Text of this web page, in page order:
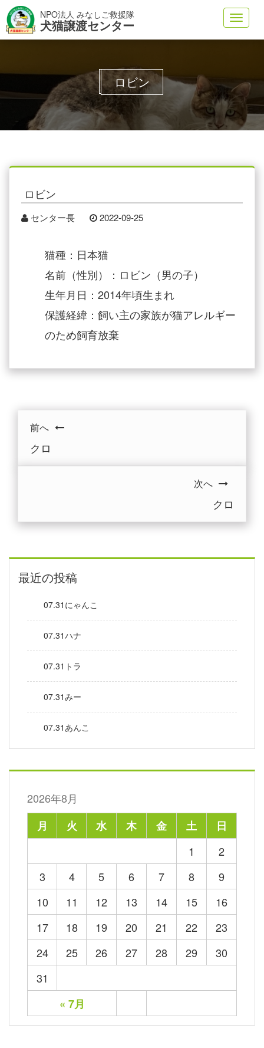
NPO法人 みなしご救援隊
犬猫譲渡センター
ロビン
ロビン
センター長 2022-09-25
猫種：日本猫
名前（性別）：ロビン（男の子）
生年月日：2014年頃生まれ
保護経緯：飼い主の家族が猫アレルギー
のため飼育放棄
前へ
クロ
次へ
クロ
最近の投稿
07.31にゃんこ
07.31ハナ
07.31トラ
07.31みー
07.31あんこ
2026年8月
月
火 水 木 金 土 日
« 7月
1
2
3
4 5 6 7 8
9
10
11 12 13 14 15
16
17
18 19 20 21 22
23
24
25 26 27 28 29
30
31